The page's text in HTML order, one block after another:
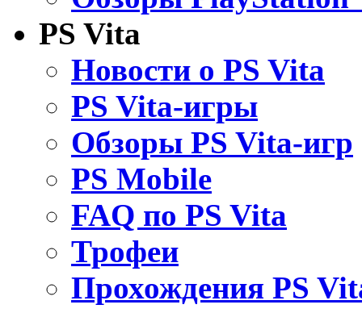
PS Vita
Новости о PS Vita
PS Vita-игры
Обзоры PS Vita-игр
PS Mobile
FAQ по PS Vita
Трофеи
Прохождения PS